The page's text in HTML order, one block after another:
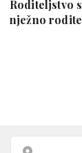
Roditeljstvo
nježno